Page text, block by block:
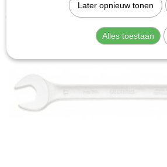
Ook interessant
Later opnieuw tonen
Alles toestaan